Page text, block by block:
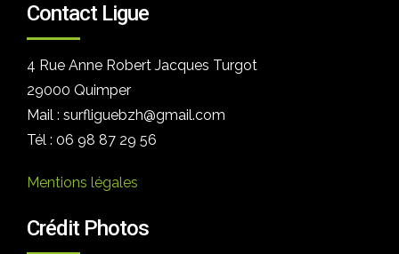
Contact Ligue
4 Rue Anne Robert Jacques Turgot
29000 Quimper
Mail : surfliguebzh@gmail.com
Tél : 06 98 87 29 56
Mentions légales
Crédit Photos